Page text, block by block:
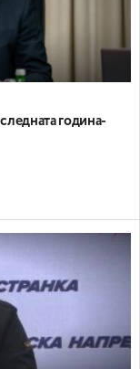
година-